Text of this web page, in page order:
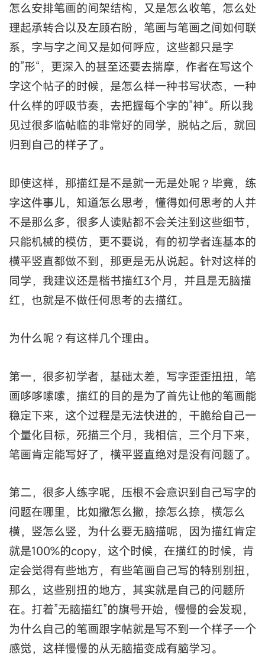
怎么安排笔画的间架结构，又是怎么收笔，怎么处
理起承转合以及左顾右盼，笔画与笔画之间如何联
系，字与字之间又是如何呼应，这些都只是字
的”形“，更深入的甚至还要去揣摩，作者在写这个
字这个帖子的时候，是怎么样一种书写状态，一种
什么样的呼吸节奏，去把握每个字的”神“。所以我
见过很多临帖临的非常好的同学，脱帖之后，就回
归到自己的样子了。
即使这样，那描红是不是就一无是处呢？毕竟，练
字这件事儿，知道怎么思考，懂得如何思考的人并
不是那么多，很多人读贴都不会关注到这些细节，
只能机械的模仿，更不要说，有的初学者连基本的
横平竖直都做不到，那更是无从说起。针对这样的
同学，我建议还是楷书描红3个月，并且是无脑描
红，也就是不做任何思考的去描红。
为什么呢？有这样几个理由。
第一，很多初学者，基础太差，写字歪歪扭扭，笔
画哆哆嗦嗦，描红的目的是为了首先让他的笔画能
稳定下来，这个过程是无法快进的，干脆给自己一
个量化目标，死描三个月，我相信，三个月下来，
笔画肯定能写好了，横平竖直绝对是没有问题了。
第二，很多人练字呢，压根不会意识到自己写字的
问题在哪里，比如撇怎么撇，捺怎么捺，横怎么
横，竖怎么竖，为什么要无脑描呢，因为描红肯定
就是100%的copy，这个时候，在描红的时候，肯
定会觉得有些地方，有些笔画自己写的特别别扭，
那么，这些别扭的地方，其实就是自己的问题所
在。打着”无脑描红”的旗号开始，慢慢的会发现，
为什么自己的笔画跟字帖就是写不到一个样子一个
感觉，这样慢慢的从无脑描变成有脑学习。